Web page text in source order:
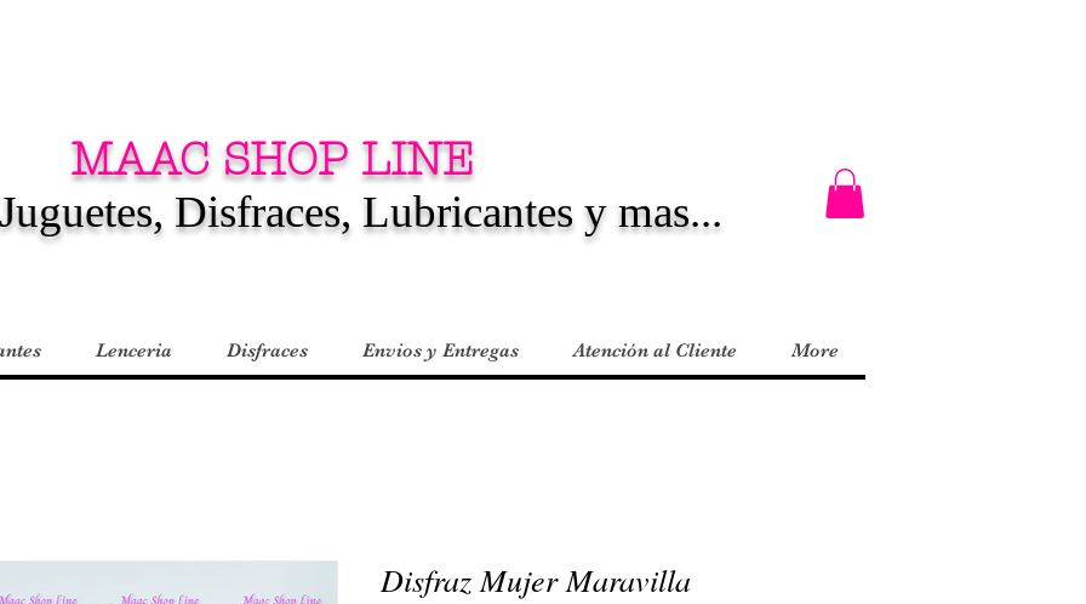
MAAC SHOP LINE
Disfraces, Lubricantes y mas...
Lenceria Disfraces Envios y Entregas Atención al Cliente More
Disfraz Mujer Maravilla